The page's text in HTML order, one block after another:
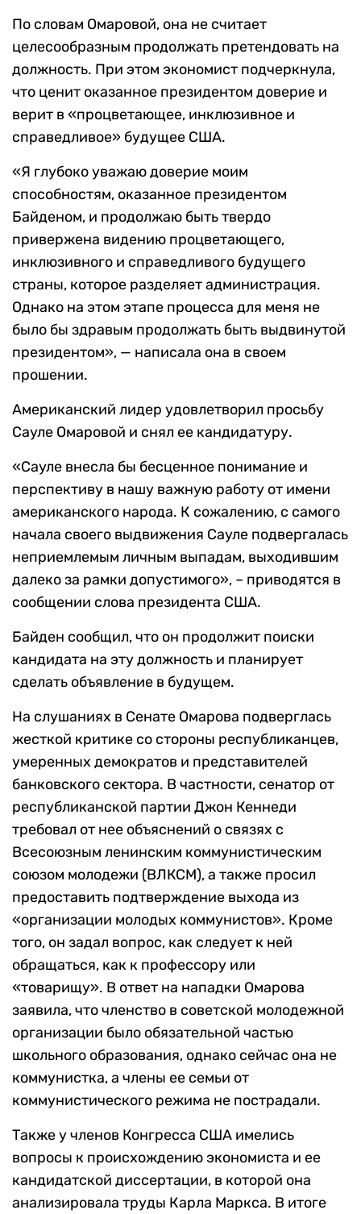
По словам Омаровой, она не считает
целесообразным продолжать претендовать на
должность. При этом экономист подчеркнула,
что ценит оказанное президентом доверие и
верит в «процветающее, инклюзивное и
справедливое» будущее США.
«Я глубоко уважаю доверие моим
способностям, оказанное президентом
Байденом, и продолжаю быть твердо
привержена видению процветающего,
инклюзивного и справедливого будущего
страны, которое разделяет администрация.
Однако на этом этапе процесса для меня не
было бы здравым продолжать быть выдвинутой
президентом», — написала она в своем
прошении.
Американский лидер удовлетворил просьбу
Сауле Омаровой и снял ее кандидатуру.
«Сауле внесла бы бесценное понимание и
перспективу в нашу важную работу от имени
американского народа. К сожалению, с самого
начала своего выдвижения Сауле подвергалась
неприемлемым личным выпадам, выходившим
далеко за рамки допустимого», – приводятся в
сообщении слова президента США.
Байден сообщил, что он продолжит поиски
кандидата на эту должность и планирует
сделать объявление в будущем.
На слушаниях в Сенате Омарова подверглась
жесткой критике со стороны республиканцев,
умеренных демократов и представителей
банковского сектора. В частности, сенатор от
республиканской партии Джон Кеннеди
требовал от нее объяснений о связях с
Всесоюзным ленинским коммунистическим
союзом молодежи (ВЛКСМ), а также просил
предоставить подтверждение выхода из
«организации молодых коммунистов». Кроме
того, он задал вопрос, как следует к ней
обращаться, как к профессору или
«товарищу». В ответ на нападки Омарова
заявила, что членство в советской молодежной
организации было обязательной частью
школьного образования, однако сейчас она не
коммунистка, а члены ее семьи от
коммунистического режима не пострадали.
Также у членов Конгресса США имелись
вопросы к происхождению экономиста и ее
кандидатской диссертации, в которой она
анализировала труды Карла Маркса. В итоге